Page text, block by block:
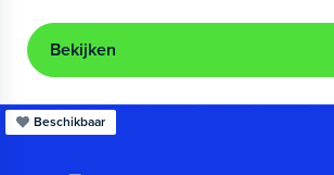
Bekijken
Beschikbaar